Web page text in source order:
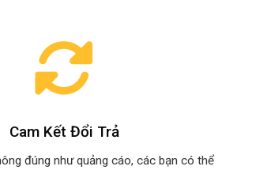
Cam Kết Đổi Trả
đúng như quảng cáo, các bạn có thể